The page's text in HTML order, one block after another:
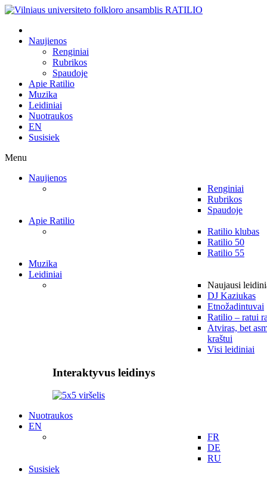
Naujienos
Renginiai
Rubrikos
Spaudoje
Apie Ratilio
Muzika
Leidiniai
Nuotraukos
EN
Susisiek
Menu
Naujienos
Renginiai
Rubrikos
Spaudoje
Apie Ratilio
Ratilio klubas
Ratilio 50
Ratilio 55
Muzika
Leidiniai
Naujausi
DJ Kaziukas
Etnožadintuvai
Ratilio – ratui
Atviras, bet
kraštui
Visi leidiniai
Interaktyvus leidinys
Nuotraukos
EN
FR
DE
RU
Susisiek